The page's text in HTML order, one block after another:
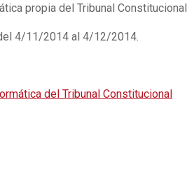
propia del Tribunal Constitucional.
4/11/2014 al 4/12/2014.
del Tribunal Constitucional